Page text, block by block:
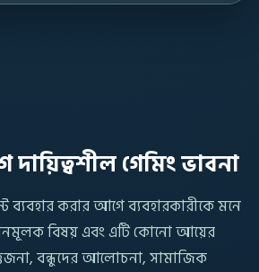
গেমিং ভাবনা
ব্যবহার করার আগে ব্যবহারকারীকে মনে
বিষয় এবং এটি কোনো আয়ের
বন্ধুদের আলোচনা, সামাজিক